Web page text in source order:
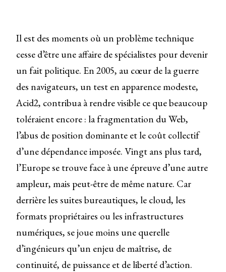
Il est des moments où un problème technique
cesse d’être une affaire de spécialistes pour devenir
un fait politique. En 2005, au cœur de la guerre
des navigateurs, un test en apparence modeste,
Acid2, contribua à rendre visible ce que beaucoup
toléraient encore : la fragmentation du Web,
l’abus de position dominante et le coût collectif
d’une dépendance imposée. Vingt ans plus tard,
l’Europe se trouve face à une épreuve d’une autre
ampleur, mais peut-être de même nature. Car
derrière les suites bureautiques, le cloud, les
formats propriétaires ou les infrastructures
numériques, se joue moins une querelle
d’ingénieurs qu’un enjeu de maîtrise, de
continuité, de puissance et de liberté d’action.